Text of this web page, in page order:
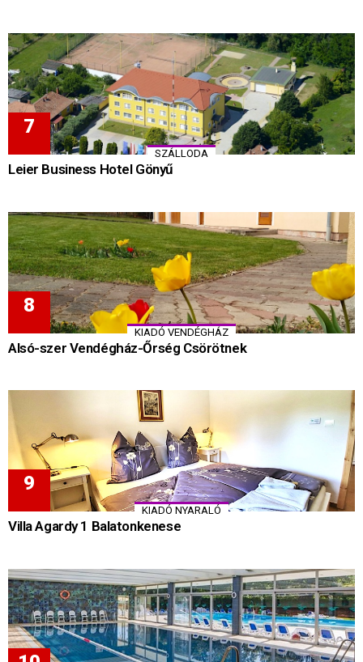
SZÁLLODA
Leier Business Hotel Gönyű
KIADÓ VENDÉGHÁZ
Alsó-szer Vendégház-Őrség Csörötnek
KIADÓ NYARALÓ
Villa Agardy 1 Balatonkenese